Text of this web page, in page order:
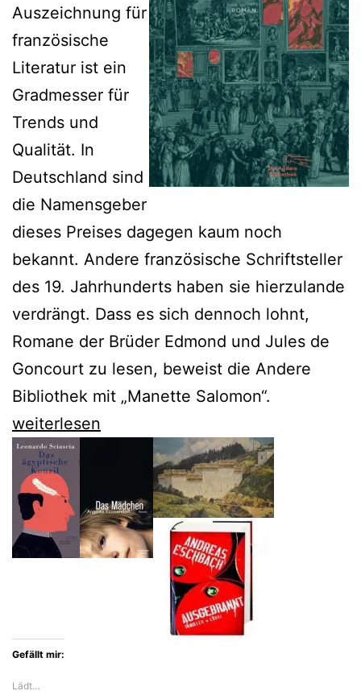
Auszeichnung für
französische
Literatur ist ein
Gradmesser für
Trends und
Qualität. In
Deutschland sind
die Namensgeber
dieses Preises dagegen kaum noch
bekannt. Andere französische Schriftsteller
des 19. Jahrhunderts haben sie hierzulande
verdrängt. Dass es sich dennoch lohnt,
Romane der Brüder Edmond und Jules de
Goncourt zu lesen, beweist die Andere
Bibliothek mit „Manette Salomon“.
Manette
Salomon
ein
Künstlerroman
der
weiterlesen
Gefällt mir:
Lädt…